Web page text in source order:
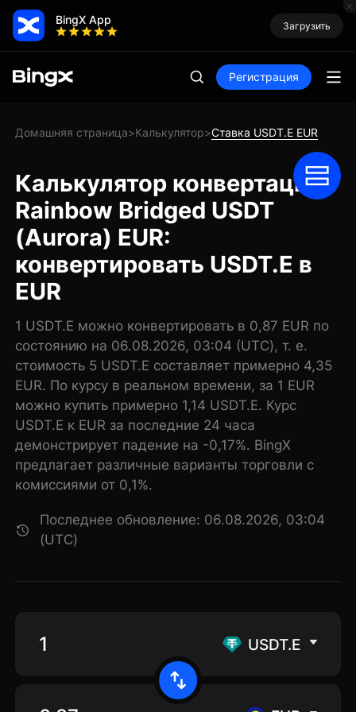
BingX App Загрузить
Регистрация
Домашняя страница>Калькулятор>Ставка USDT.E EUR
Калькулятор конвертации
Rainbow Bridged USDT
(Aurora) EUR:
конвертировать USDT.E в
EUR
1 USDT.E можно конвертировать в 0,87 EUR по
состоянию на 06.08.2026, 03:04 (UTC), т. е.
стоимость 5 USDT.E составляет примерно 4,35
EUR. По курсу в реальном времени, за 1 EUR
можно купить примерно 1,14 USDT.E. Курс
USDT.E к EUR за последние 24 часа
демонстрирует падение на -0,17%. BingX
предлагает различные варианты торговли с
комиссиями от 0,1%.
Последнее обновление: 06.08.2026, 03:04
(UTC)
USDT.E